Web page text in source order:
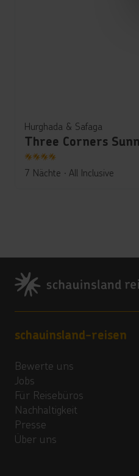
Hurghada & Safaga
4
7 Nächte ∙ All Inclusive
Footer
Footer navigation
schauinsland-reisen
Bewerte uns
Jobs
Für Reisebüros
Nachhaltigkeit
Presse
Über uns